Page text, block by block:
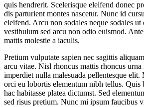
quis hendrerit. Scelerisque eleifend donec
dis parturient montes nascetur. Nunc id
eleifend. Arcu non sodales neque sodales ut
vestibulum sed arcu non odio euismod.
mattis molestie a iaculis.
Pretium vulputate sapien nec sagittis
arcu vitae. Nisl rhoncus mattis rhoncus
imperdiet nulla malesuada pellentesque elit.
orci eu lobortis elementum nibh tellus. Quis
hac habitasse platea dictumst. Sed
sed risus pretium. Nunc mi ipsum faucibus